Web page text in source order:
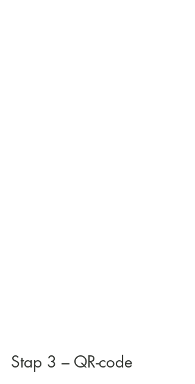
Stap 3 – QR-code